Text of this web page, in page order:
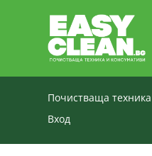
Почистваща техника
Вход